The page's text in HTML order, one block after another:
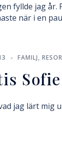
fyllde jag år.
när i en
FAMILJ, RESOR
Sofie
jag lärt mig